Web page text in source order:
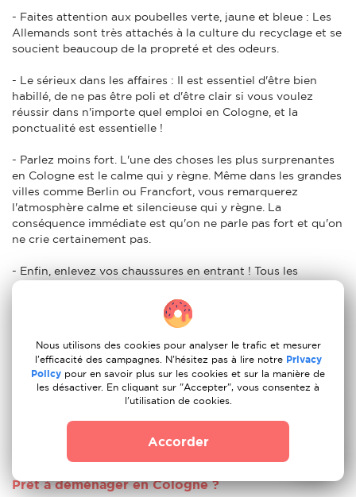
- Faites attention aux poubelles verte, jaune et bleue : Les
Allemands sont très attachés à la culture du recyclage et se
soucient beaucoup de la propreté et des odeurs.
- Le sérieux dans les affaires : Il est essentiel d'être bien
habillé, de ne pas être poli et d'être clair si vous voulez
réussir dans n'importe quel emploi en Cologne, et la
ponctualité est essentielle !
- Parlez moins fort. L'une des choses les plus surprenantes
en Cologne est le calme qui y règne. Même dans les grandes
villes comme Berlin ou Francfort, vous remarquerez
l'atmosphère calme et silencieuse qui y règne. La
conséquence immédiate est qu'on ne parle pas fort et qu'on
ne crie certainement pas.
- Enfin, enlevez vos chaussures en entrant ! Tous les
Allemands enlèvent leurs chaussures dès qu'ils arrivent
chez eux. Ils le feront lorsqu'ils arriveront chez vous et
s'attendront à ce que vous fassiez de même lorsque vous
Est-ce une bonne idée de déménager en Cologne
l'Cologne est une bonne idée.
Prêt à déménager en Cologne ?
Nous utilisons des cookies pour analyser le trafic et mesurer
l'efficacité des campagnes. N'hésitez pas à lire notre Privacy
Policy pour en savoir plus sur les cookies et sur la manière de
les désactiver. En cliquant sur "Accepter", vous consentez à
l'utilisation de cookies.
Accorder